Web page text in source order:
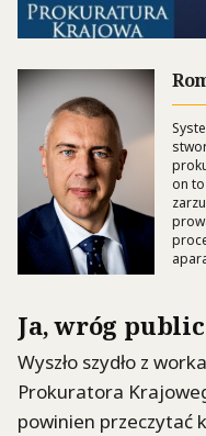
on
Ja, wróg
Wyszło szydło z
Prokuratora
powinien przeczytać